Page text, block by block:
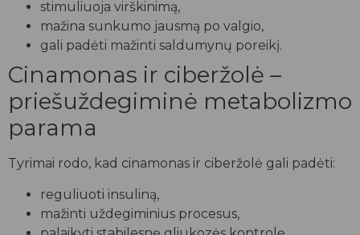
stimuliuoja virškinimą,
mažina sunkumo jausmą po valgio,
gali padėti mažinti saldumynų poreikį.
Cinamonas ir ciberžolė –
priešuždegiminė metabolizmo
parama
Tyrimai rodo, kad cinamonas ir ciberžolė gali padėti:
reguliuoti insuliną,
mažinti uždegiminius procesus,